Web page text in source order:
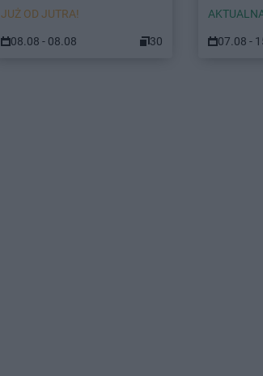
JUŻ OD JUTRA!
08.08 - 08.08 30 07.08 -